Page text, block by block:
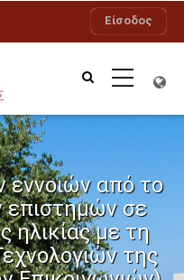
Είσοδος
εννοιών από το
σε
ηλικίας με τη
της